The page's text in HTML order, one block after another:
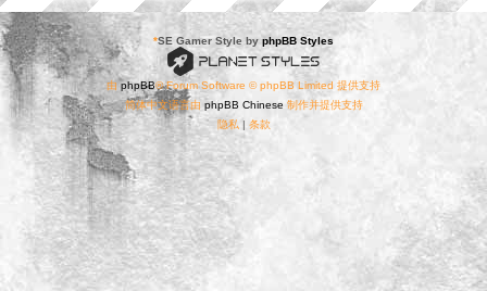
*SE Gamer Style by phpBB Styles
由phpBB® Forum Software © phpBB Limited 提供支持
简体中文语言由 phpBB Chinese制作并提供支持
隐私 | 条款